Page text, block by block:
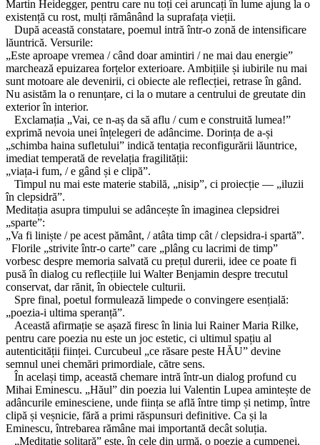
Martin Heidegger, pentru care nu toți cei aruncați în lume ajung la o
existență cu rost, mulți rămânând la suprafața vieții.
După această constatare, poemul intră într-o zonă de intensificare
lăuntrică. Versurile:
„Este aproape vremea / când doar amintiri / ne mai dau energie”
marchează epuizarea forțelor exterioare. Ambițiile și iubirile nu mai
sunt motoare ale devenirii, ci obiecte ale reflecției, retrase în gând.
Nu asistăm la o renunțare, ci la o mutare a centrului de greutate din
exterior în interior.
Exclamația „Vai, ce n-aș da să aflu / cum e construită lumea!”
exprimă nevoia unei înțelegeri de adâncime. Dorința de a-și
„schimba haina sufletului” indică tentația reconfigurării lăuntrice,
imediat temperată de revelația fragilității:
„viața-i fum, / e gând și e clipă”.
Timpul nu mai este materie stabilă, „nisip”, ci proiecție — „iluzii
în clepsidră”.
Meditația asupra timpului se adâncește în imaginea clepsidrei
„sparte”:
„Va fi liniște / pe acest pământ, / atâta timp cât / clepsidra-i spartă”.
Florile „strivite într-o carte” care „plâng cu lacrimi de timp”
vorbesc despre memoria salvată cu prețul durerii, idee ce poate fi
pusă în dialog cu reflecțiile lui Walter Benjamin despre trecutul
conservat, dar rănit, în obiectele culturii.
Spre final, poetul formulează limpede o convingere esențială:
„poezia-i ultima speranță”.
Această afirmație se așază firesc în linia lui Rainer Maria Rilke,
pentru care poezia nu este un joc estetic, ci ultimul spațiu al
autenticității ființei. Curcubeul „ce răsare peste HĂU” devine
semnul unei chemări primordiale, către sens.
În același timp, această chemare intră într-un dialog profund cu
Mihai Eminescu. „Hăul” din poezia lui Valentin Lupea amintește de
adâncurile eminesciene, unde ființa se află între timp și netimp, între
clipă și veșnicie, fără a primi răspunsuri definitive. Ca și la
Eminescu, întrebarea rămâne mai importantă decât soluția.
„Meditație solitară” este, în cele din urmă, o poezie a cumpenei.